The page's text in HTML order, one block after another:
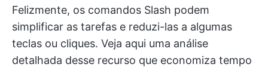
Felizmente, os comandos Slash podem
simplificar as tarefas e reduzi-las a algumas
teclas ou cliques. Veja aqui uma análise
detalhada desse recurso que economiza tempo